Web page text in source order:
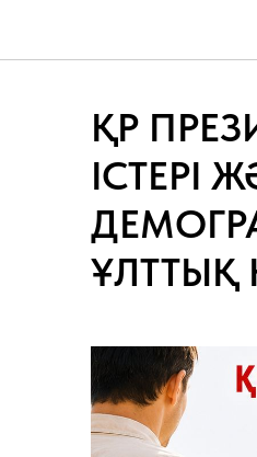
ҚР
ІСТЕРІ
ҰЛТТЫҚ